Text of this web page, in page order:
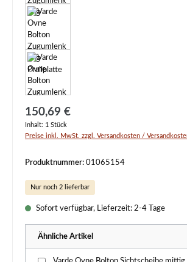
Regulärer Preis:
150,69 €
Inhalt: 1 Stück
Preise inkl. MwSt. zzgl. Versandkosten /
Produktnummer: 01065154
Nur noch 2 lieferbar
Sofort verfügbar, Lieferzeit: 2-4 Tage
Ähnliche Artikel